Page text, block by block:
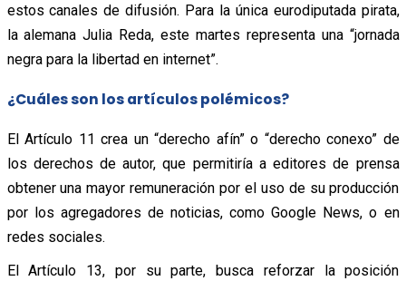
estos canales de difusión. Para la única eurodiputada pirata,
la alemana Julia Reda, este martes representa una “jornada
negra para la libertad en internet”.
¿Cuáles son los artículos polémicos?
El Artículo 11 crea un “derecho afín” o “derecho conexo” de
los derechos de autor, que permitiría a editores de prensa
obtener una mayor remuneración por el uso de su producción
por los agregadores de noticias, como Google News, o en
redes sociales.
El Artículo 13, por su parte, busca reforzar la posición